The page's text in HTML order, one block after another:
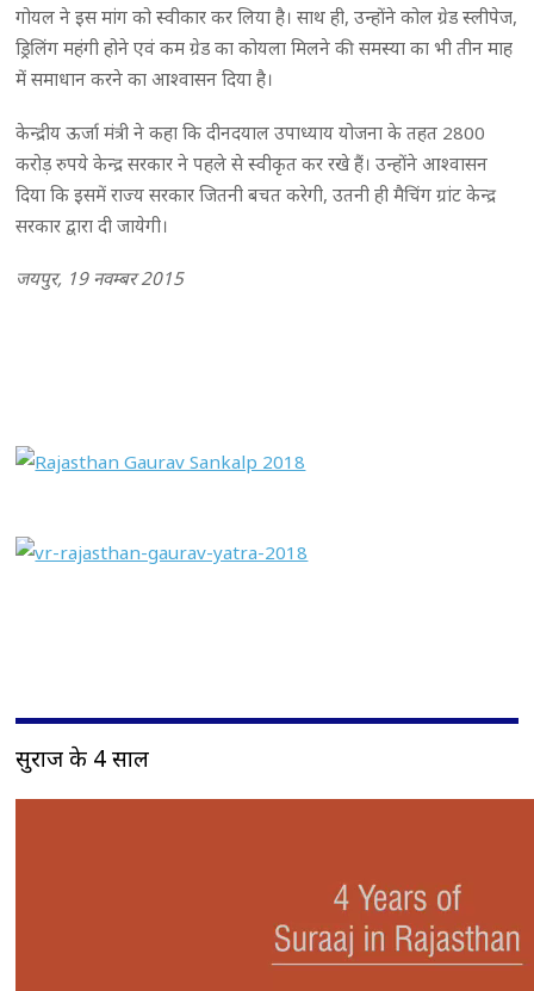
गोयल ने इस मांग को स्वीकार कर लिया है। साथ ही, उन्होंने कोल ग्रेड स्लीपेज,
ड्रिलिंग महंगी होने एवं कम ग्रेड का कोयला मिलने की समस्या का भी तीन माह
में समाधान करने का आश्वासन दिया है।
केन्द्रीय ऊर्जा मंत्री ने कहा कि दीनदयाल उपाध्याय योजना के तहत 2800
करोड़ रुपये केन्द्र सरकार ने पहले से स्वीकृत कर रखे हैं। उन्होंने आश्वासन
दिया कि इसमें राज्य सरकार जितनी बचत करेगी, उतनी ही मैचिंग ग्रांट केन्द्र
सरकार द्वारा दी जायेगी।
जयपुर, 19 नवम्बर 2015
सुराज के 4 साल